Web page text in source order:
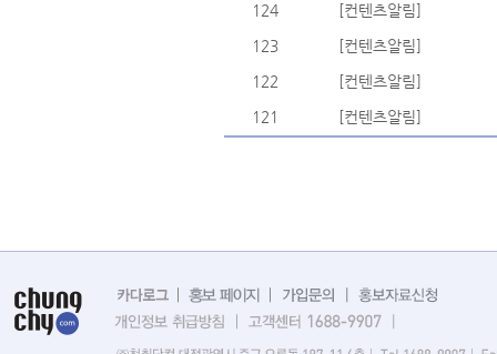
124
[컨텐츠알림]
123
[컨텐츠알림]
122
[컨텐츠알림]
121
[컨텐츠알림]